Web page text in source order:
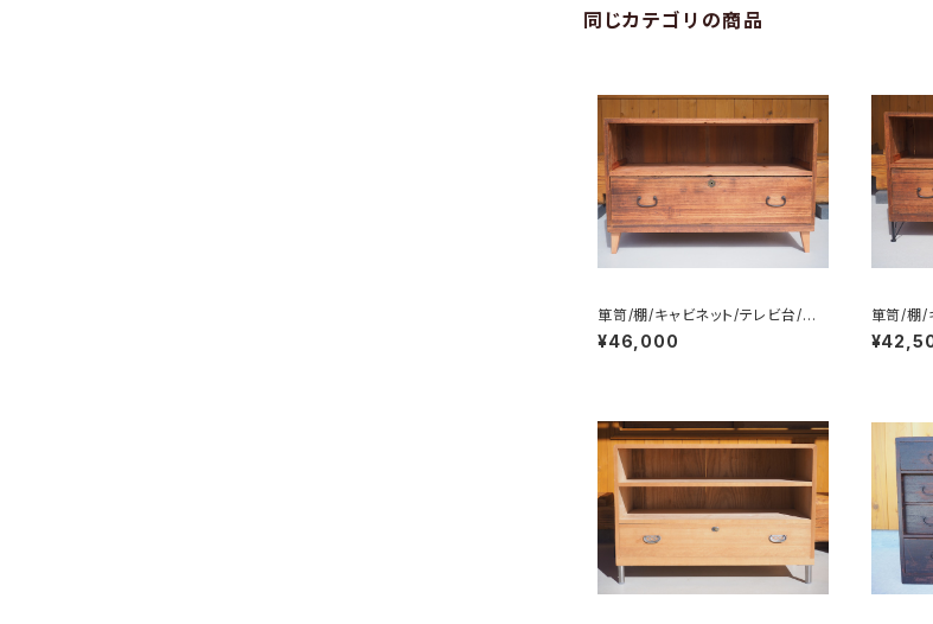
同じカテゴリの商品
箪笥/棚/キャビネット/テレビ台/チ
ェスト/サイドボード/No.0232-2
¥46,000
箪笥/棚/
ェスト/